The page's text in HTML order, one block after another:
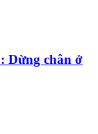
Dừng chân ở